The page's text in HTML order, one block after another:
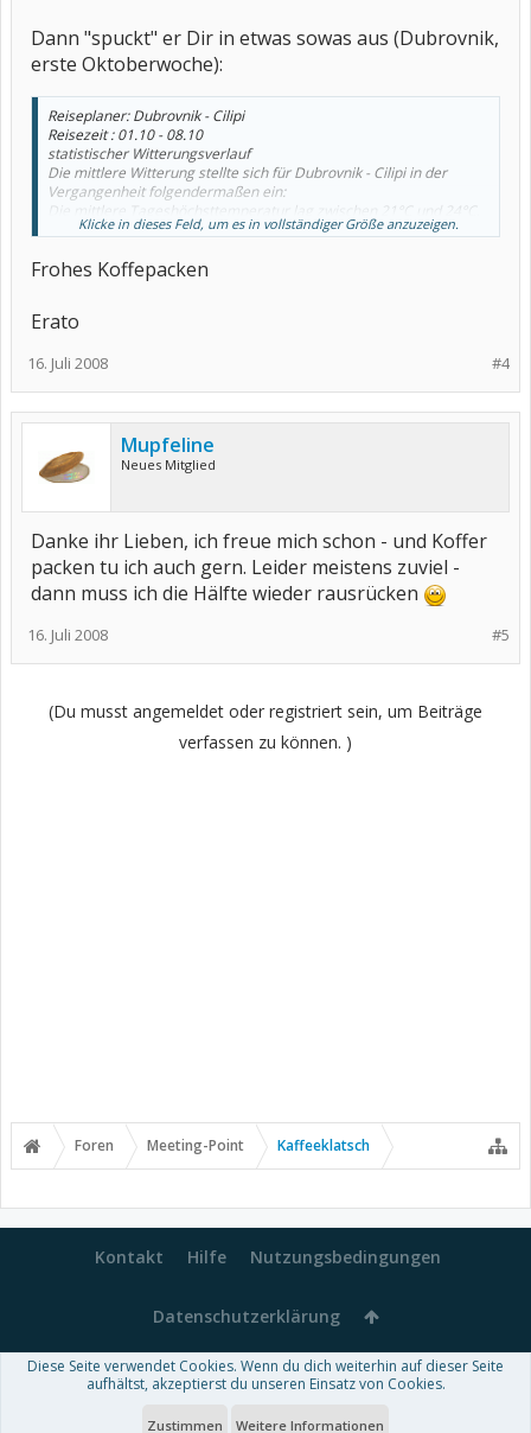
Dann "spuckt" er Dir in etwas sowas aus (Dubrovnik,
erste Oktoberwoche):
Reiseplaner: Dubrovnik - Cilipi
Reisezeit : 01.10 - 08.10
statistischer Witterungsverlauf
Die mittlere Witterung stellte sich für Dubrovnik - Cilipi in der
Vergangenheit folgendermaßen ein:
Die mittlere Tageshöchsttemperatur lag zwischen 21°C und 24°C.
Nachts kühlte es sich auf 14°C bis 17°C ab.
Niederschlag. Über Ihre Reisezeit gemittelt wehte ein schwacher
Wind der Stärke 3 Bft. Diese Analyse beruht auf Beobachtungen
Klicke in dieses Feld, um es in vollständiger Größe anzuzeigen.
Frohes Koffepacken
Erato
#4
16. Juli 2008
Mupfeline
Neues Mitglied
Danke ihr Lieben, ich freue mich schon - und Koffer
packen tu ich auch gern. Leider meistens zuviel -
dann muss ich die Hälfte wieder rausrücken
#5
16. Juli 2008
(Du musst angemeldet oder registriert sein, um Beiträge
verfassen zu können. )
Foren Meeting-Point Kaffeeklatsch
Kontakt Hilfe Nutzungsbedingungen
Datenschutzerklärung
Forum software by XenForo™-Deutsch von xenDach
Theme designed byThemeHouse
Diese Seite verwendet Cookies. Wenn du dich weiterhin auf dieser Seite
aufhältst, akzeptierst du unseren Einsatz von Cookies.
Zustimmen Weitere Informationen